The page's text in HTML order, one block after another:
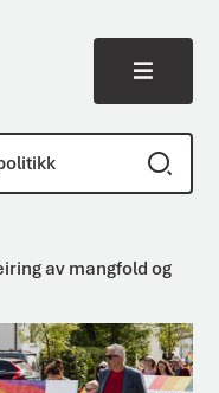
Meny
av mangfold og